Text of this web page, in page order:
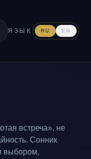
ЯЗЫК RU EN
встреча», не
Сонник
выбором,